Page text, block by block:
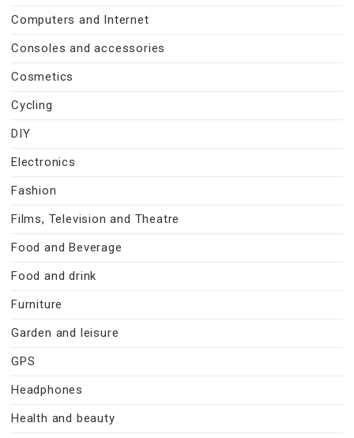
Computers and Internet
Consoles and accessories
Cosmetics
Cycling
DIY
Electronics
Fashion
Films, Television and Theatre
Food and Beverage
Food and drink
Furniture
Garden and leisure
GPS
Headphones
Health and beauty